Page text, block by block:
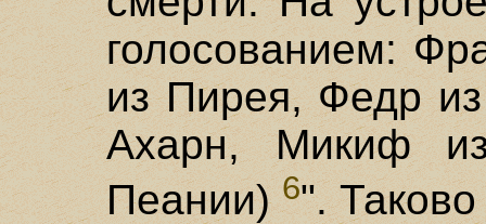
голосованием:
из Пирея, Федр
Ахарн, Микиф
Пеании) 6".